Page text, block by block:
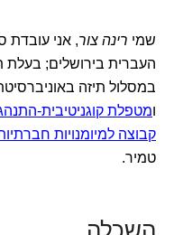
שמי רינה צור, אני עובדת
העברית בירושלים; בעלת
ומטפלת קוגניטיבית-
קבוצה למיומנויות
טמיר.